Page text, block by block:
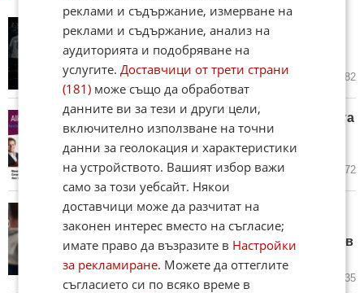
Билетите за мащабния
спектакъл STOITCHKOV THE
SHOW вече са в продажба
14.07.2026 2 082
Световен Dream Team на сцената
на фестивала „Allegra“ в
концерта на 14 юли
24.06.2026 1 172
Народният театър пуска в
продажба билетите за „Физика
на тъгата“ по Георги Господинов
(СНИМКИ)
1 635
реклами и съдържание, измерване на
реклами и съдържание, анализ на
аудиторията и подобряване на
услугите.Доставчици от трети страни
(181) може също да обработват
данните ви за тези и други цели,
включително използване на точни
данни за геолокация и характеристики
на устройството. Вашият избор важи
само за този уебсайт. Някои
доставчици може да разчитат на
законен интерес вместо на съгласие;
имате право да възразите в Настройки
за рекламиране. Можете да оттеглите
съгласието си по всяко време в